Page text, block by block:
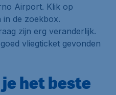
Airport. Klik op
in de zoekbox.
zijn erg veranderlijk.
vliegticket gevonden
het beste